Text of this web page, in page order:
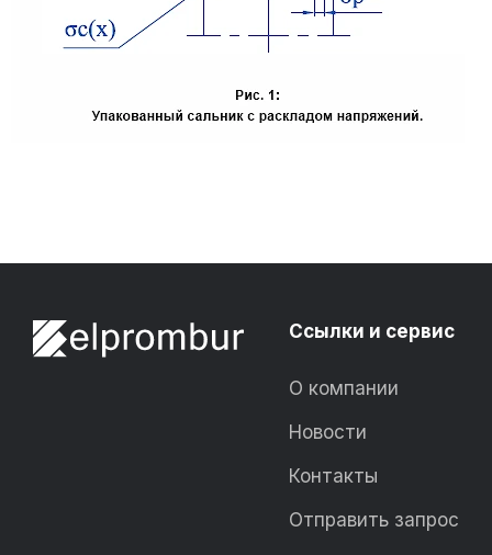
Ссылки и сервис
О компании
Новости
Контакты
Отправить запрос